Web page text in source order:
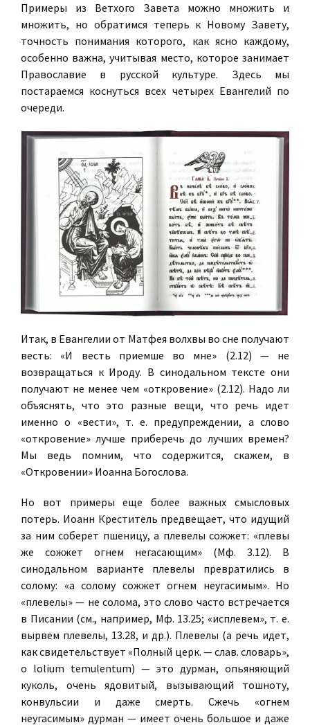
Примеры из Ветхого Завета можно множить и
множить, но обратимся теперь к Новому Завету,
точность понимания которого, как ясно каждому,
особенно важна, учитывая место, которое занимает
Православие в русской культуре. Здесь мы
постараемся коснуться всех четырех Евангелий по
очереди.
Итак, в Евангелии от Матфея волхвы во сне получают
весть: «И весть приемше во мне» (2.12) — не
возвращаться к Ироду. В синодальном тексте они
получают не менее чем «откровение» (2.12). Надо ли
объяснять, что это разные вещи, что речь идет
именно о «вести», т. е. предупреждении, а слово
«откровение» лучше приберечь до лучших времен?
Мы ведь помним, что содержится, скажем, в
«Откровении» Иоанна Богослова.
Но вот примеры еще более важных смысловых
потерь. Иоанн Креститель предвещает, что идущий
за ним соберет пшеницу, а плевелы сожжет: «плевы
же сожжет огнем негасающим» (Мф. 3.12). В
синодальном варианте плевелы превратились в
солому: «а солому сожжет огнем неугасимым». Но
«плевелы» — не солома, это слово часто встречается
в Писании (см., например, Мф. 13.25; «исплевем», т. е.
вырвем плевелы, 13.28, и др.). Плевелы (а речь идет,
как свидетельствует «Полный церк. — слав. словарь»,
о lolium temulentum) — это дурман, опьяняющий
куколь, очень ядовитый, вызывающий тошноту,
конвульсии и даже смерть. Сжечь «огнем
неугасимым» дурман — имеет очень большое и даже